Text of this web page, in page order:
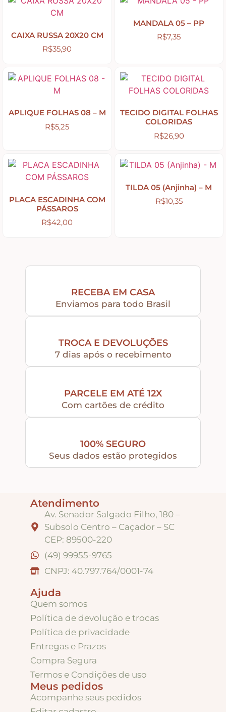
Plaquinhas – Fundos – Molduras e Shaker Box
Religiosos – Zen – Gratidão
Amor – Love – Coração
Farmácia – medicamentos – remédios
Apliques em Geral
Páscoa
Peças Diversas em MDF formatos especiais
Aviamentos
Rendas – Passamanarias – Fitas
Cordões São Francisco – Cordas
Apliques de Resina
Papéis – Scrapbook – Botons
Imagens para Sublimação
Auxiliares
Acabamentos
Pátinas
Base para Artesanato – Primers – Gesso
CAIXA RUSSA 20X20 CM
R$35,90
MANDALA 05 – PP
R$7,35
APLIQUE FOLHAS 08 – M
R$5,25
TECIDO DIGITAL FOLHAS
COLORIDAS
R$26,90
PLACA ESCADINHA COM
PÁSSAROS
R$42,00
TILDA 05 (Anjinha) – M
R$10,35
RECEBA EM CASA
Enviamos para todo Brasil
TROCA E DEVOLUÇÕES
7 dias após o recebimento
PARCELE EM ATÉ 12X
Com cartões de crédito
100% SEGURO
Seus dados estão protegidos
Atendimento
Av. Senador Salgado Filho, 180 –
Subsolo Centro – Caçador – SC
CEP: 89500-220
(49) 99955-9765
CNPJ: 40.797.764/0001-74
Ajuda
Quem somos
Política de devolução e trocas
Política de privacidade
Entregas e Prazos
Compra Segura
Termos e Condições de uso
Meus pedidos
Acompanhe seus pedidos